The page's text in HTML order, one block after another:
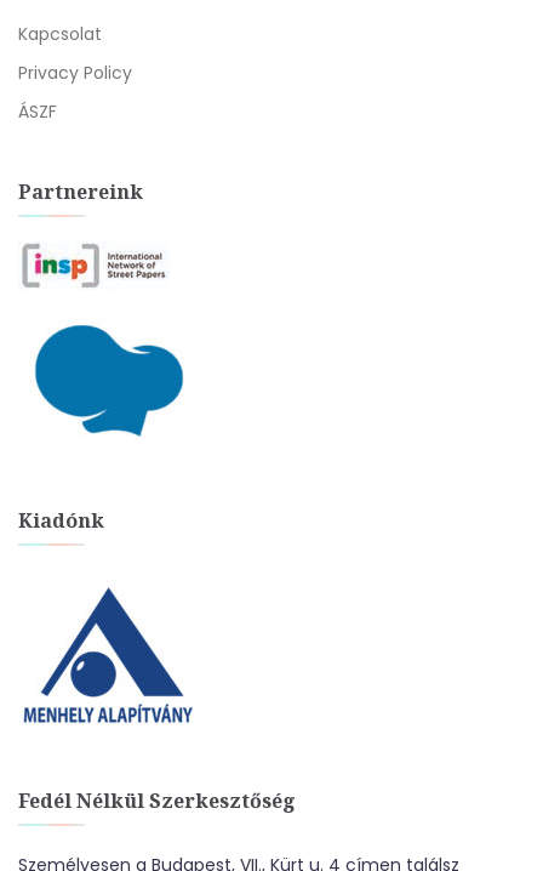
Kapcsolat
Privacy Policy
ÁSZF
Partnereink
Kiadónk
Fedél Nélkül Szerkesztőség
Személyesen a Budapest, VII., Kürt u. 4 címen találsz